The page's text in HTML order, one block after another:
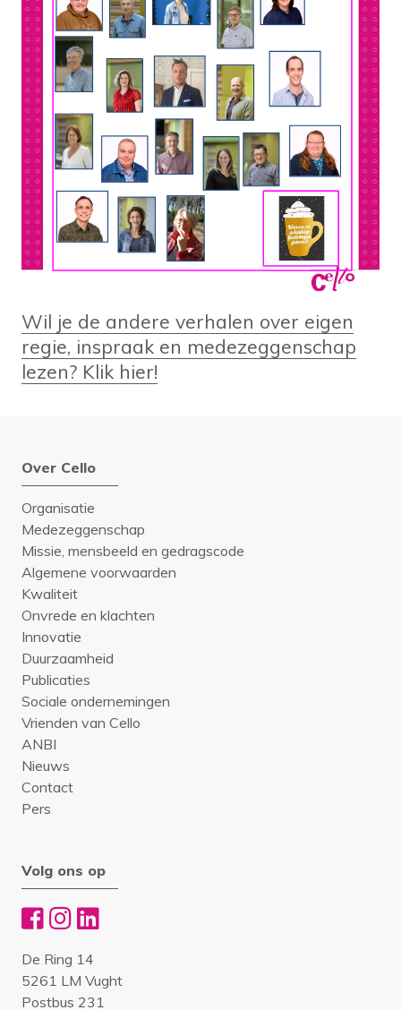
Wil je de andere verhalen over eigen
regie, inspraak en medezeggenschap
lezen? Klik hier!
Over Cello
Organisatie
Medezeggenschap
Missie, mensbeeld en gedragscode
Algemene voorwaarden
Kwaliteit
Onvrede en klachten
Innovatie
Duurzaamheid
Publicaties
Sociale ondernemingen
Vrienden van Cello
ANBI
Nieuws
Contact
Pers
Volg ons op
De Ring 14
5261 LM Vught
Postbus 231